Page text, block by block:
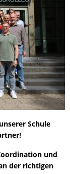
Schule
und
der richtigen